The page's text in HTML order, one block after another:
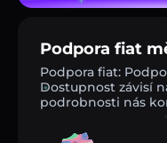
Podpora fiat
Podpora fiat:
Dostupnost závisí
podrobnosti nás